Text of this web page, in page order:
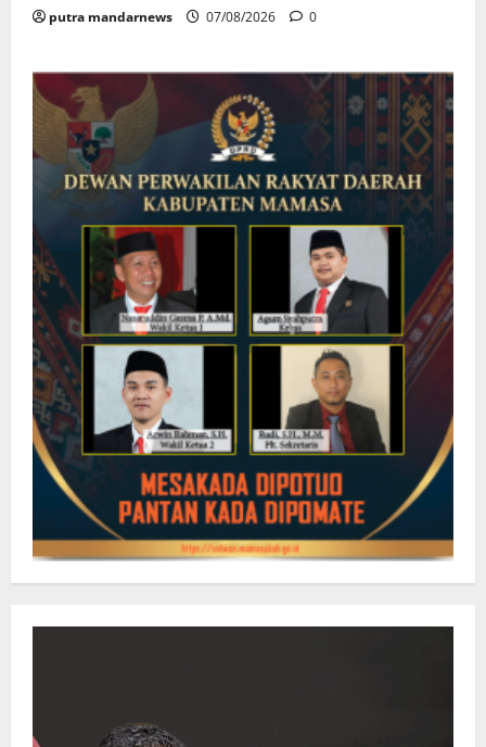
putra mandarnews 07/08/2026 0